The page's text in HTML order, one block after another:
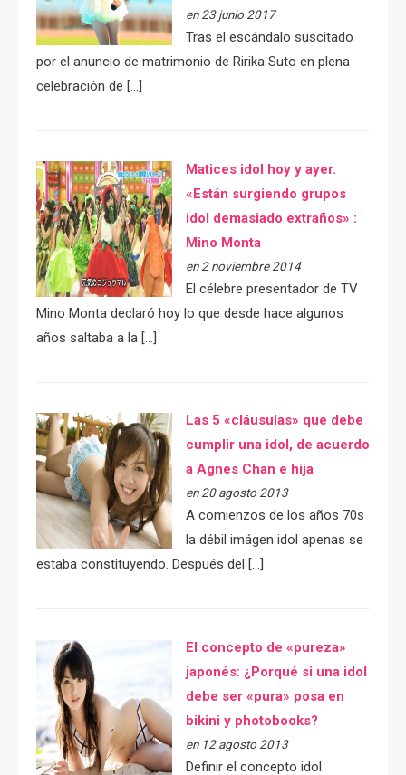
en 23 junio 2017
Tras el escándalo suscitado
por el anuncio de matrimonio de Ririka Suto en plena
celebración de […]
Matices idol hoy y ayer.
«Están surgiendo grupos
idol demasiado extraños» :
Mino Monta
en 2 noviembre 2014
El célebre presentador de TV
Mino Monta declaró hoy lo que desde hace algunos
años saltaba a la […]
Las 5 «cláusulas» que debe
cumplir una idol, de acuerdo
a Agnes Chan e hija
en 20 agosto 2013
A comienzos de los años 70s
la débil imágen idol apenas se
estaba constituyendo. Después del […]
El concepto de «pureza»
japonés: ¿Porqué si una idol
debe ser «pura» posa en
bikini y photobooks?
en 12 agosto 2013
Definir el concepto idol